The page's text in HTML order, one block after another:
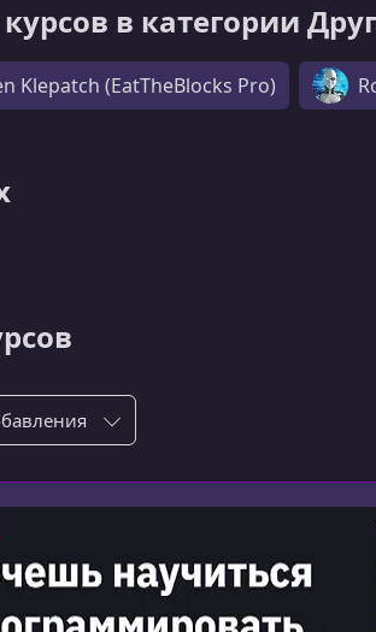
в категории
Klepatch (EatTheBlocks Pro)
по: